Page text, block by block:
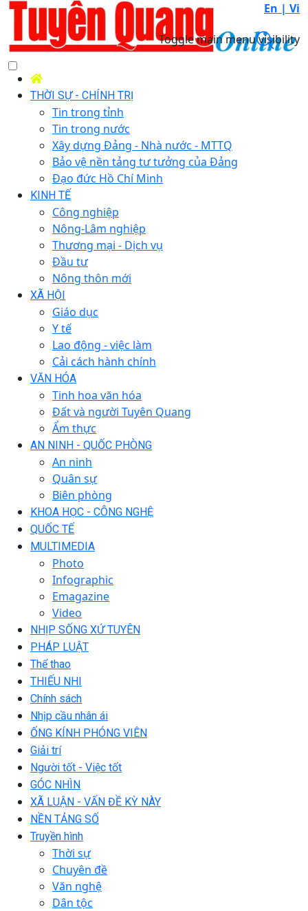
En | Vi
Toggle main menu visibility
THỜI SỰ - CHÍNH TRỊ
Tin trong tỉnh
Tin trong nước
Xây dựng Đảng - Nhà nước - MTTQ
Bảo vệ nền tảng tư tưởng của Đảng
Đạo đức Hồ Chí Minh
KINH TẾ
Công nghiệp
Nông-Lâm nghiệp
Thương mại - Dịch vụ
Đầu tư
Nông thôn mới
XÃ HỘI
Giáo dục
Y tế
Lao động - việc làm
Cải cách hành chính
VĂN HÓA
Tinh hoa văn hóa
Đất và người Tuyên Quang
Ẩm thực
AN NINH - QUỐC PHÒNG
An ninh
Quân sự
Biên phòng
KHOA HỌC - CÔNG NGHỆ
QUỐC TẾ
MULTIMEDIA
Photo
Infographic
Emagazine
Video
NHỊP SỐNG XỨ TUYÊN
PHÁP LUẬT
Thể thao
THIẾU NHI
Chính sách
Nhịp cầu nhân ái
ỐNG KÍNH PHÓNG VIÊN
Giải trí
Người tốt - Việc tốt
GÓC NHÌN
XÃ LUẬN - VẤN ĐỀ KỲ NÀY
NỀN TẢNG SỐ
Truyền hình
Thời sự
Chuyên đề
Văn nghệ
Dân tộc